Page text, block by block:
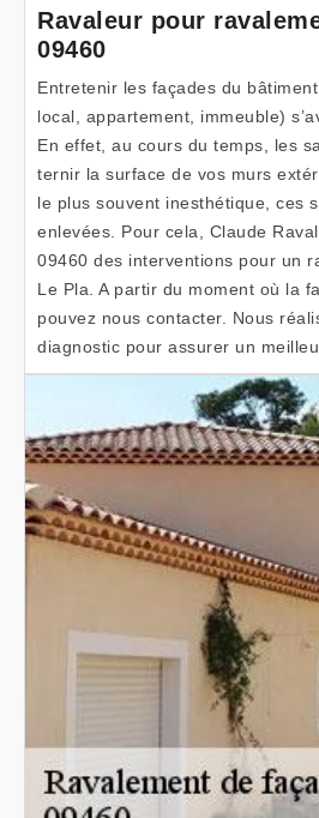
Ravaleur pour
09460
Entretenir les façades du
local, appartement, immeuble)
En effet, au cours du temps, les
ternir la surface de vos murs
le plus souvent inesthétique, ces
enlevées. Pour cela, Claude
09460 des interventions pour un
Le Pla. A partir du moment où la
pouvez nous contacter. Nous
diagnostic pour assurer un